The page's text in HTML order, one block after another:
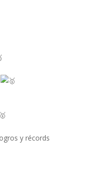
y récords